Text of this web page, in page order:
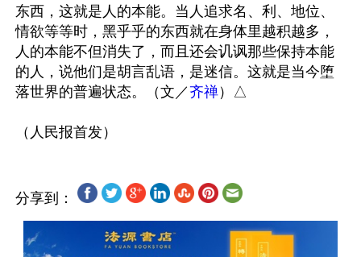
东西，这就是人的本能。当人追求名、利、地位、
情欲等等时，黑乎乎的东西就在身体里越积越多，
人的本能不但消失了，而且还会讥讽那些保持本能
的人，说他们是胡言乱语，是迷信。这就是当今堕
落世界的普遍状态。（文／齐禅）△
分享到：